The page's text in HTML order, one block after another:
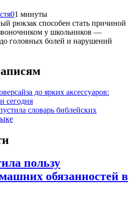
01 минуты
рюкзак способен стать причиной
у школьников —
до головных болей и нарушений
до ярких аксессуаров:
сегодня
словарь библейских
пользу
обязанностей в